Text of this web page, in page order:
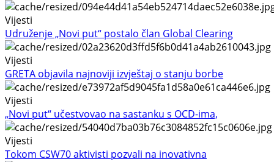
Vijesti
Udruženje „Novi put“ postalo član Global Clearing
Vijesti
GRETA objavila najnoviji izvještaj o stanju borbe
Vijesti
„Novi put“ učestvovao na sastanku s OCD-ima,
Vijesti
Tokom CSW70 aktivisti pozvali na inovativna